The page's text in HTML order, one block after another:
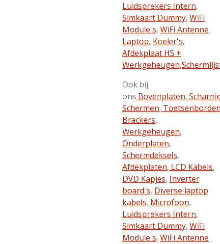
Luidsprekers Intern,
Simkaart Dummy, WiFi
Module's, WiFi Antenne
Laptop, Koeler's,
Afdekplaat HS +
Werkgeheugen,
Ook bij
ons Bovenplaten,
Schermen,
Brackers,
Werkgeheugen,
Onderplaten,
Schermdeksels,
Afdekplaten, LCD Kabels,
DVD Kapjes, Inverter
board's, Diverse laptop
kabels, Microfoon,
Luidsprekers Intern,
Simkaart Dummy, WiFi
Module's, WiFi Antenne